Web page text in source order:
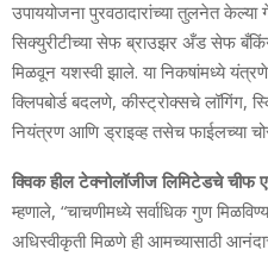
उपाययोजना पुरवठादारांच्या तुलनेत
सिक्युरीटीच्या सेफ ब्राउझर अँड सेफ
मिळवून यशस्वी झाले. या निकषांमध्ये
क्लिपबोर्ड बदलणे, कीस्ट्रोक्सचे
नियंत्रण आणि ड्राइव्ह तसेच फाईलच्या
क्विक हील टेक्नोलॉजीज लिमिटेडचे चीफ
म्हणाले, “चाचणीमध्ये सर्वाधिक गुण
अधिस्वीकृती मिळणे ही आमच्यासाठी